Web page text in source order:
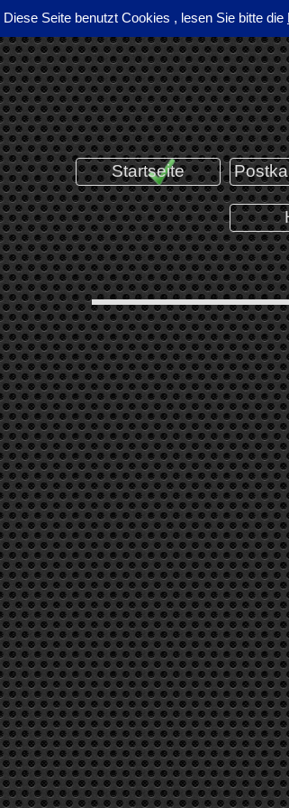
Diese Seite benutzt Cookies , lesen Sie bitte die
pro bonum - contra malum
Startseite